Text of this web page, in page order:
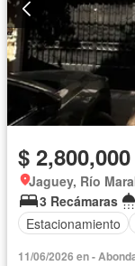
$
Jaguey, Río
3 Recámaras
Estacionamiento
11/06/2026 en -